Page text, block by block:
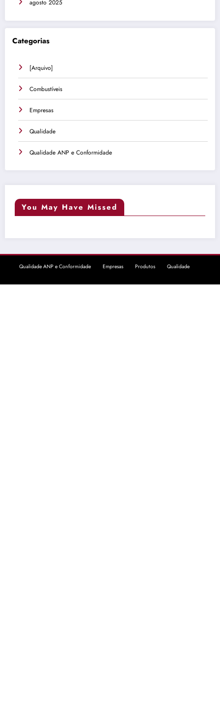
agosto 2025
Categorias
[Arquivo]
Combustíveis
Empresas
Qualidade
Qualidade ANP e Conformidade
You May Have Missed
Qualidade ANP e Conformidade Empresas Produtos Qualidade